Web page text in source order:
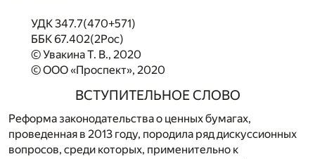
УДК 347.7(470+571)
ББК 67.402(2Рос)
© Увакина Т. В., 2020
© ООО «Проспект», 2020
ВСТУПИТЕЛЬНОЕ СЛОВО
Реформа законодательства о ценных бумагах,
проведенная в 2013 году, породила ряд дискуссионных
вопросов, среди которых, применительно к